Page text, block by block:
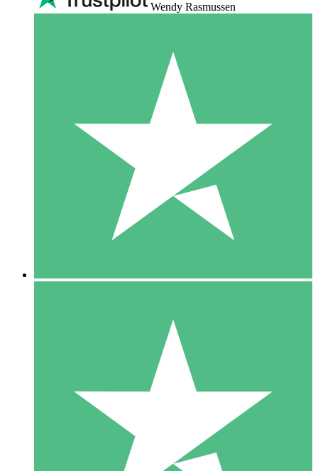
Wendy Rasmussen